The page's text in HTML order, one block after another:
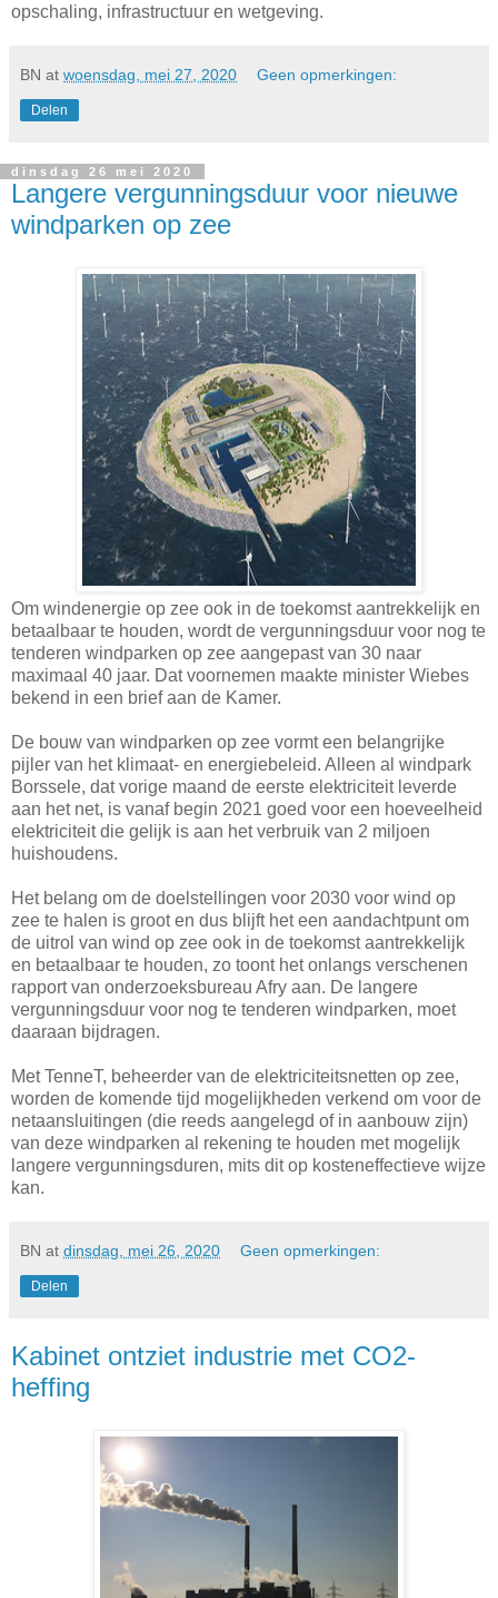
opschaling, infrastructuur en wetgeving.
BN at woensdag, mei 27, 2020 Geen opmerkingen:
Delen
dinsdag 26 mei 2020
Langere vergunningsduur voor nieuwe
windparken op zee
Om windenergie op zee ook in de toekomst aantrekkelijk en
betaalbaar te houden, wordt de vergunningsduur voor nog te
tenderen windparken op zee aangepast van 30 naar
maximaal 40 jaar. Dat voornemen maakte minister Wiebes
bekend in een brief aan de Kamer.
De bouw van windparken op zee vormt een belangrijke
pijler van het klimaat- en energiebeleid. Alleen al windpark
Borssele, dat vorige maand de eerste elektriciteit leverde
aan het net, is vanaf begin 2021 goed voor een hoeveelheid
elektriciteit die gelijk is aan het verbruik van 2 miljoen
huishoudens.
Het belang om de doelstellingen voor 2030 voor wind op
zee te halen is groot en dus blijft het een aandachtpunt om
de uitrol van wind op zee ook in de toekomst aantrekkelijk
en betaalbaar te houden, zo toont het onlangs verschenen
rapport van onderzoeksbureau Afry aan. De langere
vergunningsduur voor nog te tenderen windparken, moet
daaraan bijdragen.
Met TenneT, beheerder van de elektriciteitsnetten op zee,
worden de komende tijd mogelijkheden verkend om voor de
netaansluitingen (die reeds aangelegd of in aanbouw zijn)
van deze windparken al rekening te houden met mogelijk
langere vergunningsduren, mits dit op kosteneffectieve wijze
kan.
BN at dinsdag, mei 26, 2020 Geen opmerkingen:
Delen
Kabinet ontziet industrie met CO2-
heffing